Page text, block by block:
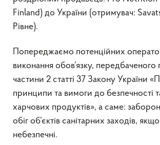
Finland) до України (отримувач:
Рівне).
Попереджаємо потенційних
виконання обов’язку, передбаченого
частини 2 статті 37 Закону України
принципи та вимоги до безпечності
харчових продуктів», а саме:
обіг об’єктів санітарних заходів,
небезпечні.